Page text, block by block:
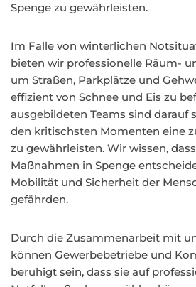
Spenge zu gewährleisten.
Im Falle von winterlichen
bieten wir professionelle Räum-
um Straßen, Parkplätze und
effizient von Schnee und Eis zu
ausgebildeten Teams sind darauf
den kritischsten Momenten eine
zu gewährleisten. Wir wissen,
Maßnahmen in Spenge
Mobilität und Sicherheit der
gefährden.
Durch die Zusammenarbeit mit
können Gewerbebetriebe und
beruhigt sein, dass sie auf